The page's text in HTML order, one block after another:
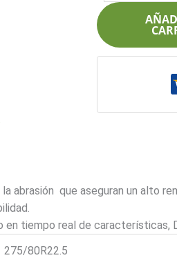
149/146L
KRS02
abrasión que aseguran un alto
tiempo real de características,
275/80R22.5